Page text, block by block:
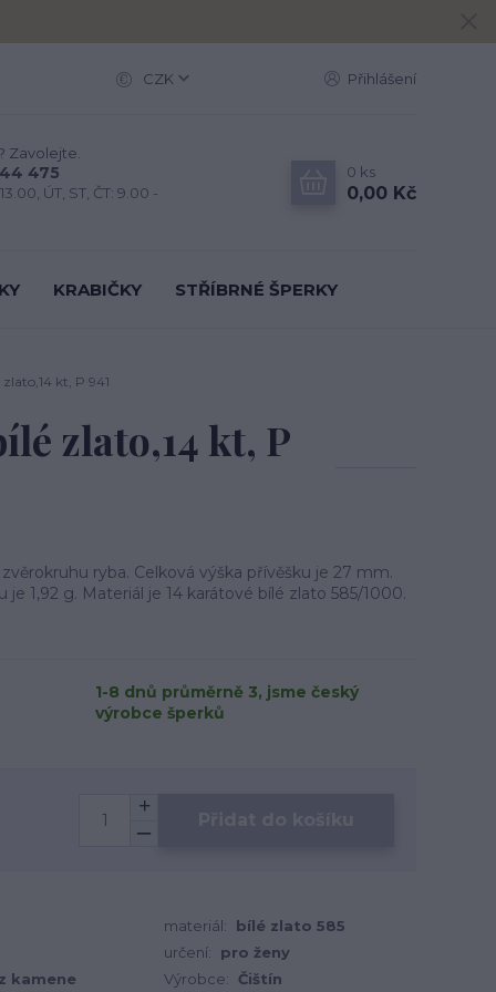
CZK Přihlášení
Zavolejte.
475
ÚT, ST, ČT: 9.00 -
0 ks
0,00 Kč
KRABIČKY STŘÍBRNÉ ŠPERKY
kt, P 941
zlato,14 kt, P
ryba. Celková výška přívěšku je 27 mm.
je 1,92 g. Materiál je 14 karátové bílé zlato 585/1000.
1-8 dnů průměrně 3, jsme český
výrobce šperků
materiál:
bílé zlato 585
určení:
pro ženy
kamene Výrobce: Čištín